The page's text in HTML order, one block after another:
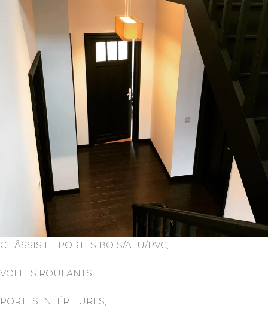
CHÂSSIS ET PORTES BOIS/ALU/PVC,
VOLETS ROULANTS,
PORTES INTÉRIEURES,